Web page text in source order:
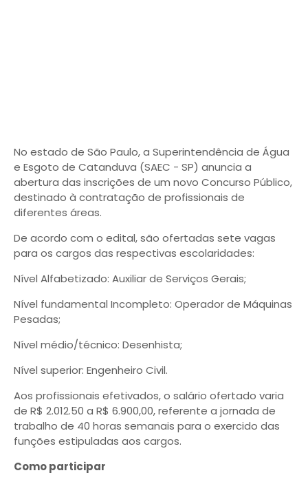
No estado de São Paulo, a Superintendência de Água
e Esgoto de Catanduva (SAEC - SP) anuncia a
abertura das inscrições de um novo Concurso Público,
destinado à contratação de profissionais de
diferentes áreas.
De acordo com o edital, são ofertadas sete vagas
para os cargos das respectivas escolaridades:
Nível Alfabetizado: Auxiliar de Serviços Gerais;
Nível fundamental Incompleto: Operador de Máquinas
Pesadas;
Nível médio/técnico: Desenhista;
Nível superior: Engenheiro Civil.
Aos profissionais efetivados, o salário ofertado varia
de R$ 2.012.50 a R$ 6.900,00, referente a jornada de
trabalho de 40 horas semanais para o exercido das
funções estipuladas aos cargos.
Como participar